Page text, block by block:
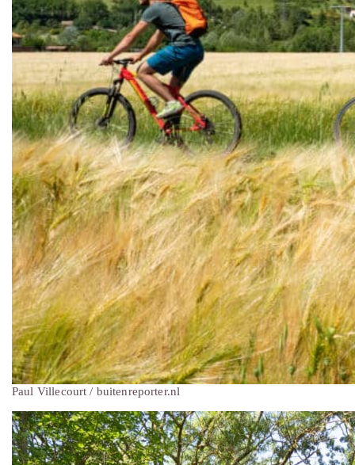
Paul Villecourt / buitenreporter.nl